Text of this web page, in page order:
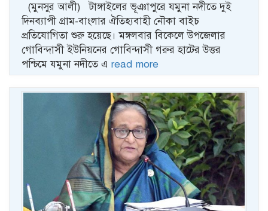
(মুনসুর আলী) টাঙ্গাইলের ভূঞাপুরে যমুনা নদীতে দুই
দিনব্যাপী গ্রাম-বাংলার ঐতিহ্যবাহী নৌকা বাইচ
প্রতিযোগিতা শুরু হয়েছে। মঙ্গলবার বিকেলে উপজেলার
গোবিন্দাসী ইউনিয়নের গোবিন্দাসী গরুর হাটের উত্তর
পশ্চিমে যমুনা নদীতে এ read more